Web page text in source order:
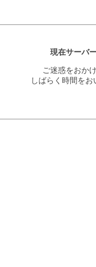
現在サーバ
ご迷惑をおか
しばらく時間を